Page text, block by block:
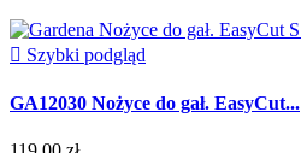
 Szybki podgląd
GA12030 Nożyce do gał. EasyCut...